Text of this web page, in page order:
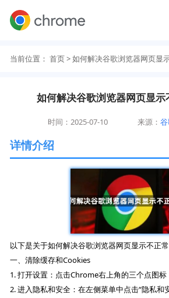
当前位置： 首页> 如何解决谷歌浏览器网页显
如何解决谷歌浏览器网页显
时间：2025-07-10 来源：
详情介绍
以下是关于如何解决谷歌浏览器网页显示不正
一、清除缓存和Cookies
1. 打开设置：点击Chrome右上角的三个点图标
2. 进入隐私和安全：在左侧菜单中点击“隐私和